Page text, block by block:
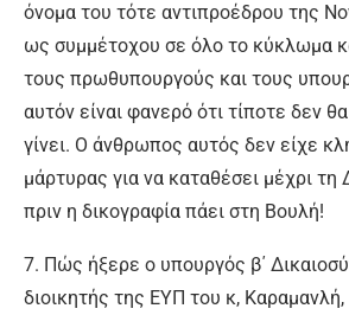
όνομα του τότε αντιπροέδρου της
ως συμμέτοχου σε όλο το κύκλωμα
τους πρωθυπουργούς και τους
αυτόν είναι φανερό ότι τίποτε δεν
γίνει. Ο άνθρωπος αυτός δεν είχε
μάρτυρας για να καταθέσει μέχρι
πριν η δικογραφία πάει στη Βουλή!
7. Πώς ήξερε ο υπουργός β΄
διοικητής της ΕΥΠ του κ, Καραμανλή,